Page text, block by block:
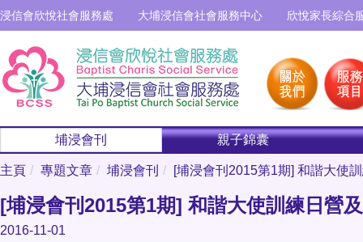
浸信會欣悅社會服務處 大埔浸信會社會服務中心 欣悅家長綜合
埔浸會刊 親子錦囊
主頁 專題文章 埔浸會刊 [埔浸會刊2015第1期] 和諧大使
[埔浸會刊2015第1期] 和諧大使訓練日營
2016-11-01